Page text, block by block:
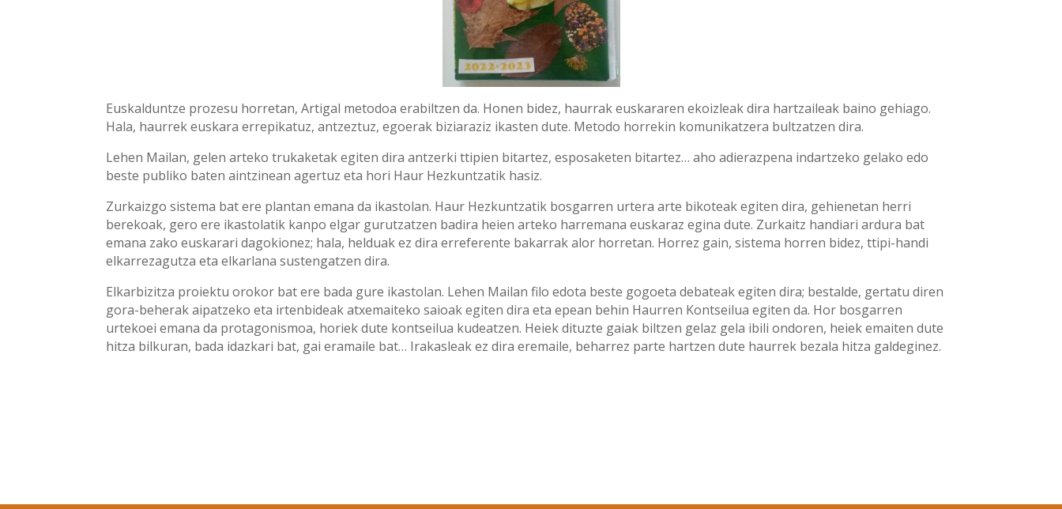
Euskalduntze prozesu horretan, Artigal metodoa erabiltzen da. Honen bidez, haurrak euskararen ekoizleak dira hartzaileak baino gehiago.
Hala, haurrek euskara errepikatuz, antzeztuz, egoerak biziaraziz ikasten dute. Metodo horrekin komunikatzera bultzatzen dira.
Lehen Mailan, gelen arteko trukaketak egiten dira antzerki ttipien bitartez, esposaketen bitartez… aho adierazpena indartzeko gelako edo
beste publiko baten aintzinean agertuz eta hori Haur Hezkuntzatik hasiz.
Zurkaizgo sistema bat ere plantan emana da ikastolan. Haur Hezkuntzatik bosgarren urtera arte bikoteak egiten dira, gehienetan herri
berekoak, gero ere ikastolatik kanpo elgar gurutzatzen badira heien arteko harremana euskaraz egina dute. Zurkaitz handiari ardura bat
emana zako euskarari dagokionez; hala, helduak ez dira erreferente bakarrak alor horretan. Horrez gain, sistema horren bidez, ttipi-handi
elkarrezagutza eta elkarlana sustengatzen dira.
Elkarbizitza proiektu orokor bat ere bada gure ikastolan. Lehen Mailan filo edota beste gogoeta debateak egiten dira; bestalde, gertatu diren
gora-beherak aipatzeko eta irtenbideak atxemaiteko saioak egiten dira eta epean behin Haurren Kontseilua egiten da. Hor bosgarren
urtekoei emana da protagonismoa, horiek dute kontseilua kudeatzen. Heiek dituzte gaiak biltzen gelaz gela ibili ondoren, heiek emaiten dute
hitza bilkuran, bada idazkari bat, gai eramaile bat… Irakasleak ez dira eremaile, beharrez parte hartzen dute haurrek bezala hitza galdeginez.